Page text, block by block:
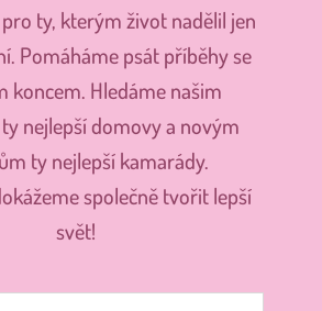
pro ty, kterým život nadělil jen
Pomáháme psát příběhy se
koncem. Hledáme našim
nejlepší domovy a novým
ty nejlepší kamarády.
společně tvořit lepší
svět!